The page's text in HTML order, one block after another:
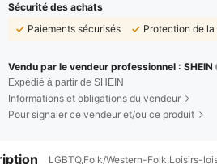
Sécurité des achats
Paiements sécurisés
Protection de
Vendu par le vendeur professionnel : SHEIN
Expédié à partir de SHEIN
Informations et obligations du vendeur
Pour signaler ce vendeur et/ou ce produit
LGBTQ,Folk/Western-Folk,Loisirs-